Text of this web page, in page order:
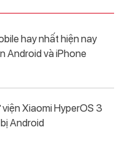
hay nhất hiện nay
Android và iPhone
Xiaomi HyperOS 3
Android